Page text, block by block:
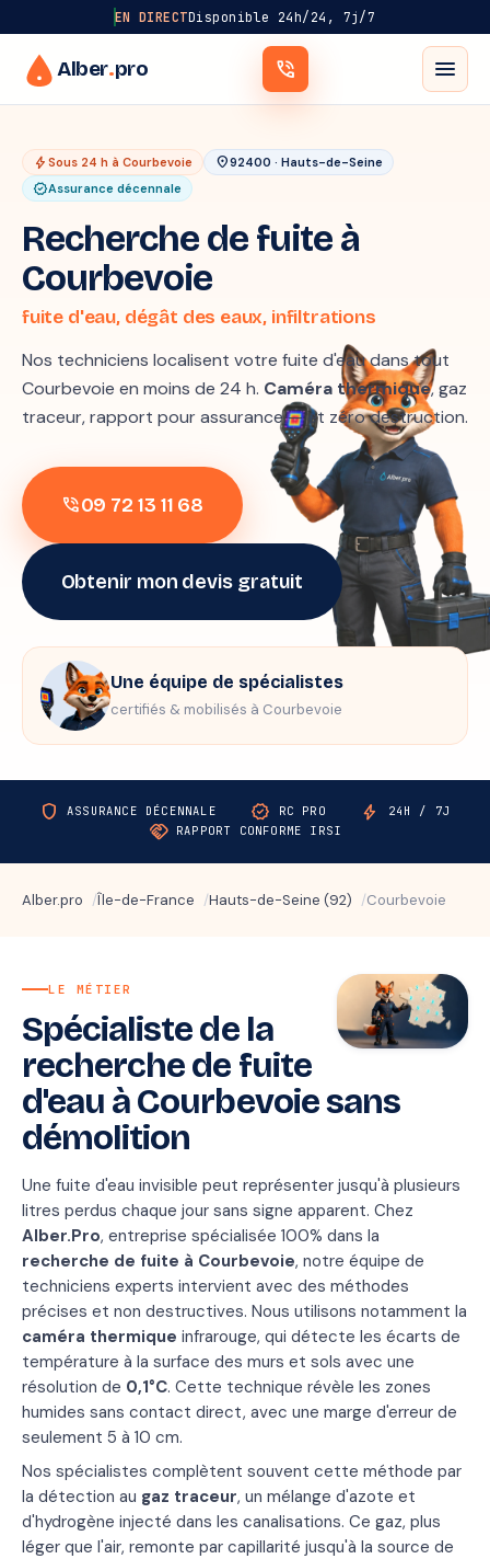
EN DIRECTDisponible 24h/24, 7j/7
Alber.pro phone_in_talk menu
bolt Sous 24 h à Courbevoie location_on92400 · Hauts-de-Seine
verifiedAssurance décennale
Recherche de fuite à
Courbevoie
fuite d'eau, dégât des eaux, infiltrations
Nos techniciens localisent votre fuite d'eau dans tout
Courbevoie en moins de 24 h. Caméra thermique, gaz
traceur, rapport pour assurance — et zéro destruction.
phone_in_talk09 72 13 11 68
Obtenir mon devis gratuit
Une équipe de spécialistes
certifiés & mobilisés à Courbevoie
shield ASSURANCE DÉCENNALE verified RC PRO bolt 24H / 7J
handshakeRAPPORT CONFORME IRSI
Alber.pro Île-de-France Hauts-de-Seine (92) Courbevoie
LE MÉTIER
Spécialiste de la
recherche de fuite
d'eau à Courbevoie sans
démolition
Une fuite d'eau invisible peut représenter jusqu'à plusieurs
litres perdus chaque jour sans signe apparent. Chez
Alber.Pro, entreprise spécialisée 100% dans la
recherche de fuite à Courbevoie, notre équipe de
techniciens experts intervient avec des méthodes
précises et non destructives. Nous utilisons notamment la
caméra thermique infrarouge, qui détecte les écarts de
température à la surface des murs et sols avec une
résolution de 0,1°C. Cette technique révèle les zones
humides sans contact direct, avec une marge d'erreur de
seulement 5 à 10 cm.
Nos spécialistes complètent souvent cette méthode par
la détection au gaz traceur, un mélange d'azote et
d'hydrogène injecté dans les canalisations. Ce gaz, plus
léger que l'air, remonte par capillarité jusqu'à la source de